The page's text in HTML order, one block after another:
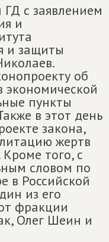
с заявлением
и
и защиты
об
экономической
пункты
в этот день
закона,
жертв
того, с
словом по
в Российской
из его
фракции
Олег Шеин и